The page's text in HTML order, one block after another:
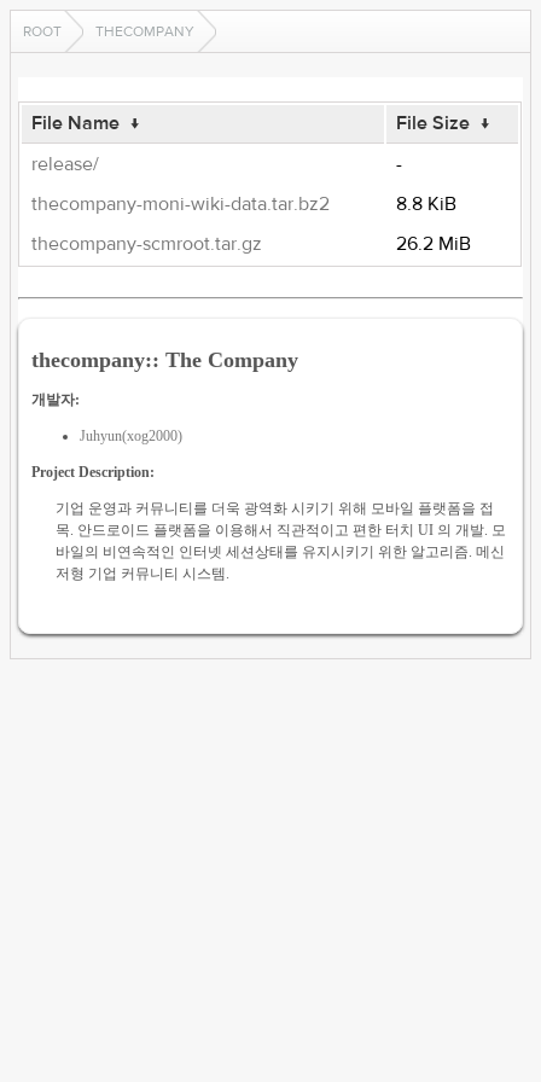
ROOT THECOMPANY
File Name ↓ File Size ↓
release/
-
thecompany-moni-wiki-data.tar.bz2
8.8 KiB
thecompany-scmroot.tar.gz
26.2 MiB
thecompany:: The Company
개발자:
Juhyun(xog2000)
Project Description:
기업 운영과 커뮤니티를 더욱 광역화 시키기 위해 모바일 플랫폼을 접
목. 안드로이드 플랫폼을 이용해서 직관적이고 편한 터치 UI 의 개발. 모
바일의 비연속적인 인터넷 세션상태를 유지시키기 위한 알고리즘. 메신
저형 기업 커뮤니티 시스템.